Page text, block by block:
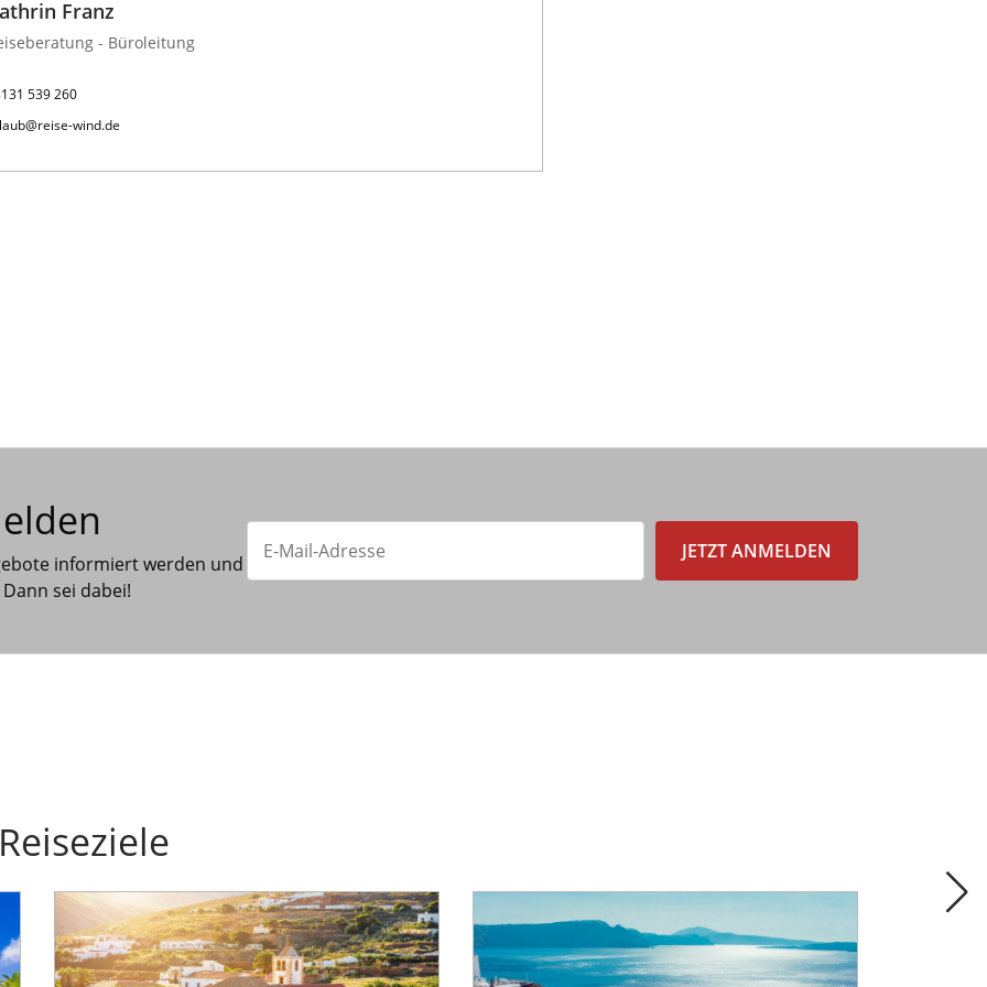
Franz
- Büroleitung
539 260
wind.de
informiert werden und
sei dabei!
JETZT ANMELDEN